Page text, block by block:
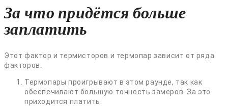
За что придётся больше
заплатить
Этот фактор и термисторов и термопар зависит от ряда
факторов.
Термопары проигрывают в этом раунде, так как
обеспечивают большую точность замеров. За это
приходится платить.